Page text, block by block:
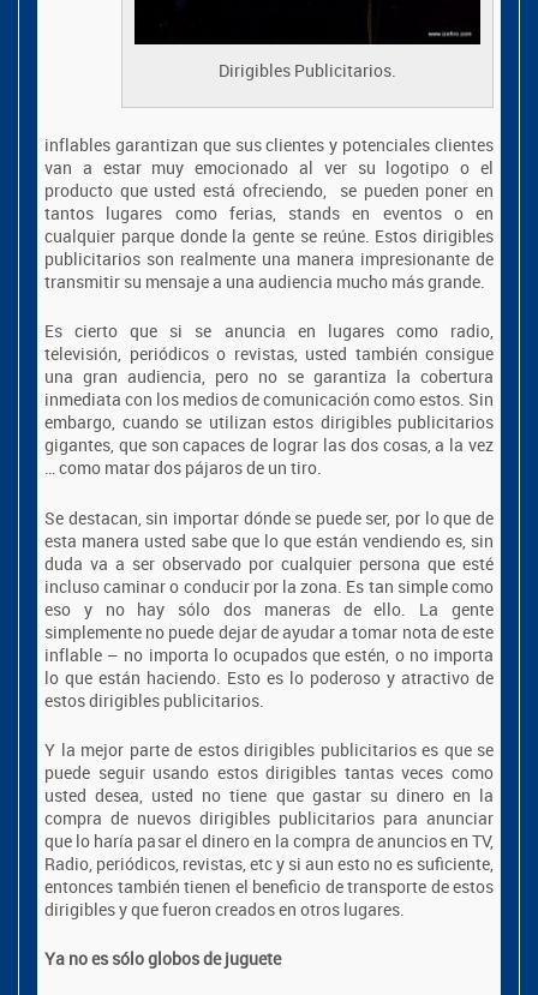
Dirigibles Publicitarios
inflables garantizan que sus clientes y potenciales clientes
van a estar muy emocionado al ver su logotipo o el
producto que usted está ofreciendo, se pueden poner en
tantos lugares como ferias, stands en eventos o en
cualquier parque donde la gente se reúne. Estos dirigibles
publicitarios son realmente una manera impresionante de
transmitir su mensaje a una audiencia mucho más grande.
Es cierto que si se anuncia en lugares como radio,
televisión, periódicos o revistas, usted también consigue
una gran audiencia, pero no se garantiza la cobertura
inmediata con los medios de comunicación como estos. Sin
embargo, cuando se utilizan estos dirigibles publicitarios
gigantes, que son capaces de lograr las dos cosas, a la vez
… como matar dos pájaros de un tiro.
Se destacan, sin importar dónde se puede ser, por lo que de
esta manera usted sabe que lo que están vendiendo es, sin
duda va a ser observado por cualquier persona que esté
incluso caminar o conducir por la zona. Es tan simple como
eso y no hay sólo dos maneras de ello. La gente
simplemente no puede dejar de ayudar a tomar nota de este
inflable – no importa lo ocupados que estén, o no importa
lo que están haciendo. Esto es lo poderoso y atractivo de
estos dirigibles publicitarios.
Y la mejor parte de estos dirigibles publicitarios es que se
puede seguir usando estos dirigibles tantas veces como
usted desea, usted no tiene que gastar su dinero en la
compra de nuevos dirigibles publicitarios para anunciar
que lo haría pasar el dinero en la compra de anuncios en TV,
Radio, periódicos, revistas, etc y si aun esto no es suficiente,
entonces también tienen el beneficio de transporte de estos
dirigibles y que fueron creados en otros lugares.
Ya no es sólo globos de juguete